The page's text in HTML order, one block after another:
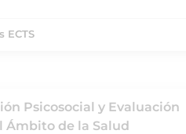
ECTS
Psicosocial y Evaluación
Ámbito de la Salud